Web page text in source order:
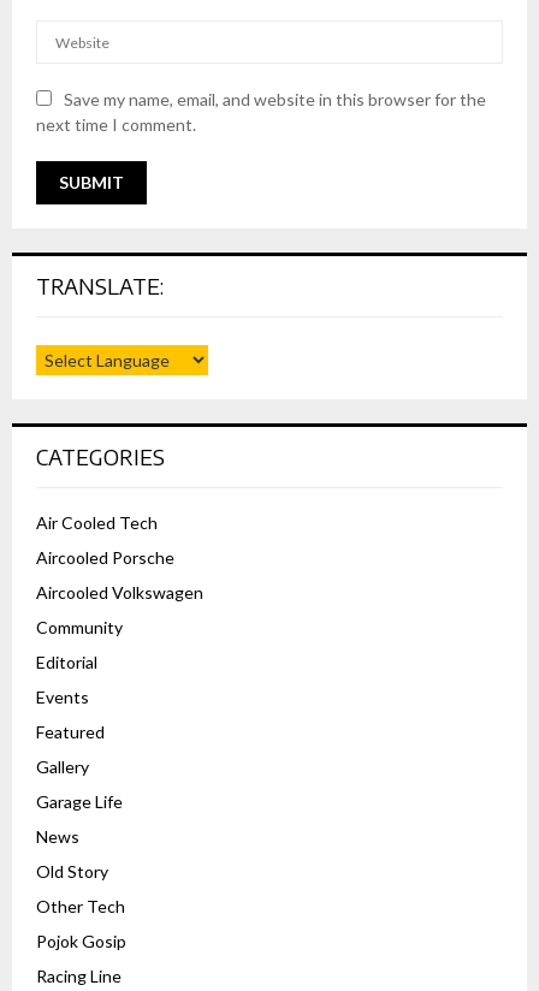
Save my name, email, and website in this browser for the
next time I comment.
TRANSLATE:
CATEGORIES
Air Cooled Tech
Aircooled Porsche
Aircooled Volkswagen
Community
Editorial
Events
Featured
Gallery
Garage Life
News
Old Story
Other Tech
Pojok Gosip
Racing Line